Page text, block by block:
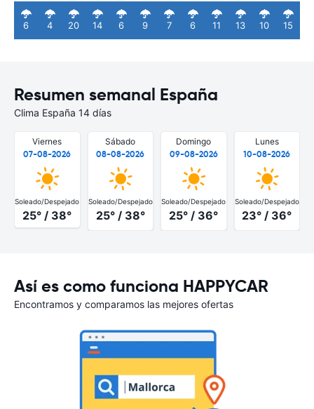
6 4 20 14 6 9 7 6 11 13 10 15
Resumen semanal España
Clima España 14 días
Viernes
07-08-2026
Soleado/Despejado
25° / 38°
Sábado
08-08-2026
Soleado/Despejado
25° / 38°
Domingo
09-08-2026
Soleado/Despejado
25° / 36°
Lunes
10-08-2026
Soleado/Despejado
23° / 36°
Así es como funciona HAPPYCAR
Encontramos y comparamos las mejores ofertas